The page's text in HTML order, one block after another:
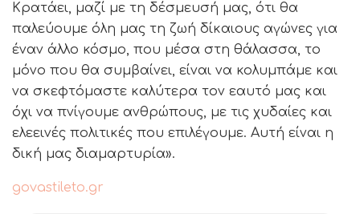
Κρατάει, μαζί με τη δέσμευσή μας, ότι θα
παλεύουμε όλη μας τη ζωή δίκαιους αγώνες για
έναν άλλο κόσμο, που μέσα στη θάλασσα, το
μόνο που θα συμβαίνει, είναι να κολυμπάμε και
να σκεφτόμαστε καλύτερα τον εαυτό μας και
όχι να πνίγουμε ανθρώπους, με τις χυδαίες και
ελεεινές πολιτικές που επιλέγουμε. Αυτή είναι η
δική μας διαμαρτυρία».
govastileto.gr